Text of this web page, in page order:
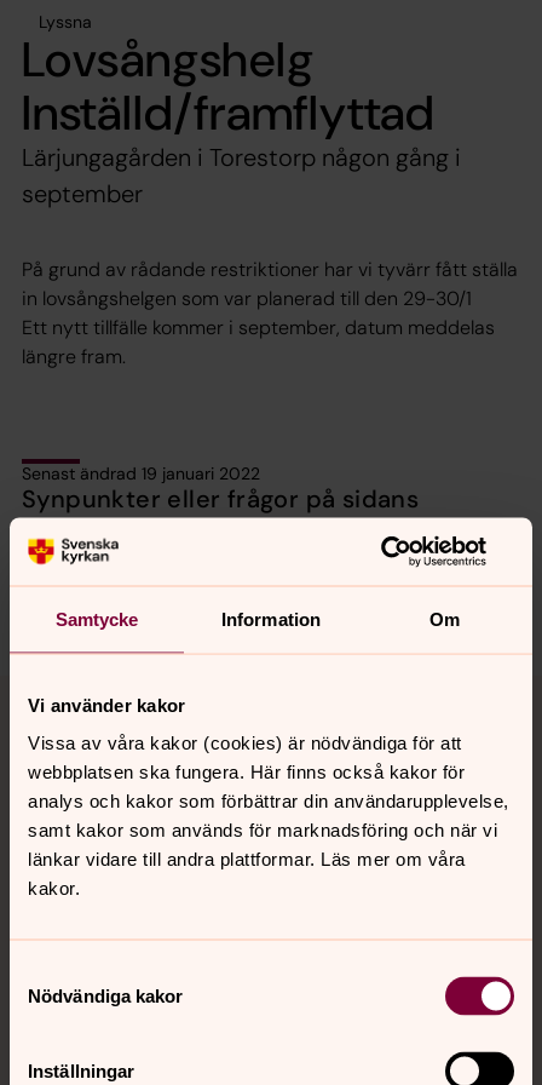
Samtycke Information Om
Vi använder kakor
Vissa av våra kakor (cookies) är nödvändiga för att
webbplatsen ska fungera. Här finns också kakor för
analys och kakor som förbättrar din användarupplevelse,
samt kakor som används för marknadsföring och när vi
länkar vidare till andra plattformar. Läs mer om våra
kakor.
Nödvändiga kakor
Inställningar
Lyssna
Lovsångshelg
Inställd/framflyttad
Lärjungagården i Torestorp någon gång i
september
På grund av rådande restriktioner har vi tyvärr fått ställa
in lovsångshelgen som var planerad till den 29-30/1
Ett nytt tillfälle kommer i september, datum meddelas
längre fram.
Senast ändrad 19 januari 2022
Synpunkter eller frågor på sidans
innehåll?
orbyskeneforsamling@svenskakyrkan.se
Dela
Kontakt
Kalender
Hitta snabbt